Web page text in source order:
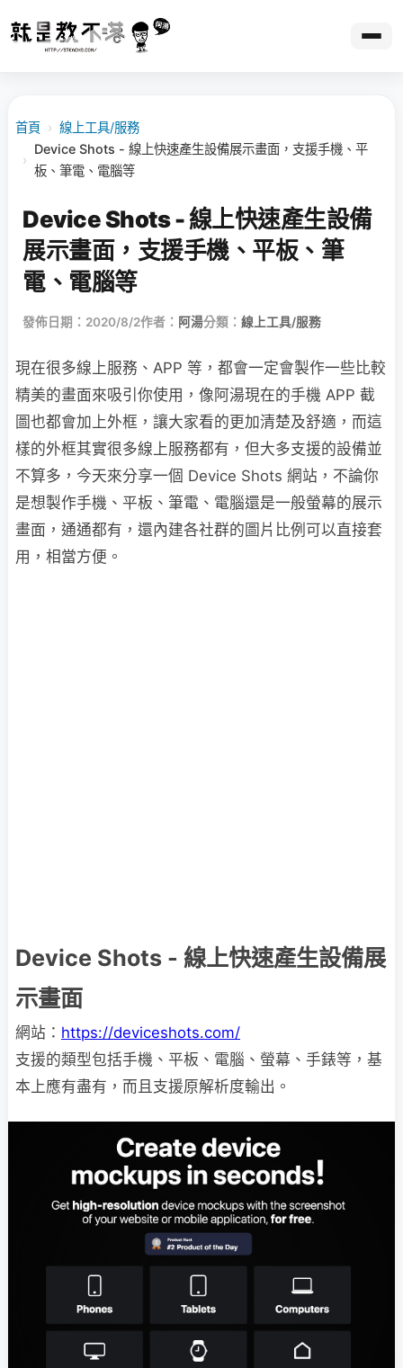
首頁 › 線上工具/服務
›
Device Shots - 線上快速產生設備展示畫面，支援手機、平
板、筆電、電腦等
Device Shots - 線上快速產生設備
展示畫面，支援手機、平板、筆
電、電腦等
發佈日期：2020/8/2作者： 阿湯分類： 線上工具/服務
現在很多線上服務、APP 等，都會一定會製作一些比較
精美的畫面來吸引你使用，像阿湯現在的手機 APP 截
圖也都會加上外框，讓大家看的更加清楚及舒適，而這
樣的外框其實很多線上服務都有，但大多支援的設備並
不算多，今天來分享一個 Device Shots 網站，不論你
是想製作手機、平板、筆電、電腦還是一般螢幕的展示
畫面，通通都有，還內建各社群的圖片比例可以直接套
用，相當方便。
Device Shots - 線上快速產生設備展
示畫面
網站： https://deviceshots.com/
支援的類型包括手機、平板、電腦、螢幕、手錶等，基
本上應有盡有，而且支援原解析度輸出。